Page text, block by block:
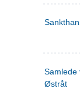
Samlede
Østråt